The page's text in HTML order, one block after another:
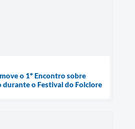
o 1º Encontro sobre
durante o Festival do Folclore